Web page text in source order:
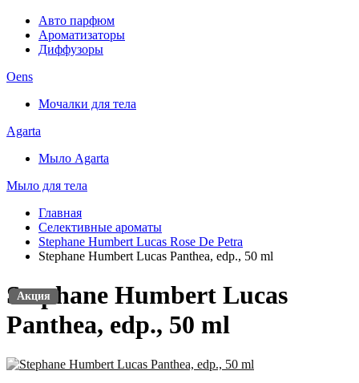
Авто парфюм
Ароматизаторы
Диффузоры
Oens
Мочалки для тела
Agarta
Мыло Agarta
Мыло для тела
Главная
Селективные ароматы
Stephane Humbert Lucas Rose De Petra
Stephane Humbert Lucas Panthea, edp., 50 ml
Stephane Humbert Lucas
Panthea, edp., 50 ml
Акция
Акция